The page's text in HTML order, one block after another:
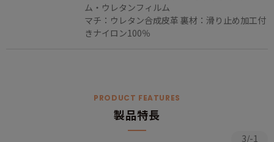
ム・ウレタンフィルム
マチ：ウレタン合成皮革 裏材：滑り止め加工付
きナイロン100％
PRODUCT FEATURES
製品特長
3/-1